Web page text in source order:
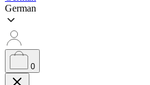
German
0